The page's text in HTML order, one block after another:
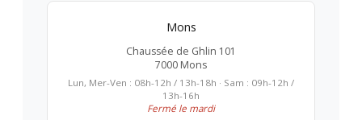
Mons
Chaussée de Ghlin 101
7000 Mons
Lun, Mer-Ven : 08h-12h / 13h-18h · Sam : 09h-12h /
13h-16h
Fermé le mardi